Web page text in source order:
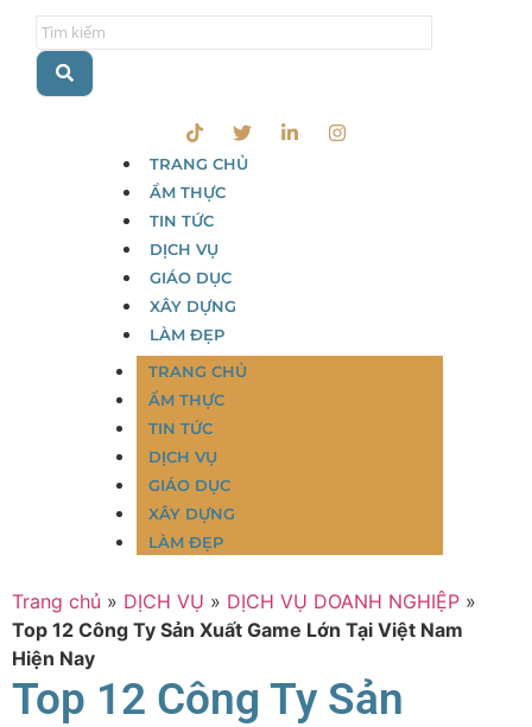
TRANG CHỦ
ẨM THỰC
TIN TỨC
DỊCH VỤ
GIÁO DỤC
XÂY DỰNG
LÀM ĐẸP
TRANG CHỦ
ẨM THỰC
TIN TỨC
DỊCH VỤ
GIÁO DỤC
XÂY DỰNG
LÀM ĐẸP
Trang chủ » DỊCH VỤ » DỊCH VỤ DOANH NGHIỆP »
Top 12 Công Ty Sản Xuất Game Lớn Tại Việt Nam
Hiện Nay
Top 12 Công Ty Sản